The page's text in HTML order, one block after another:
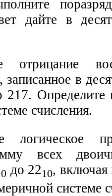
дайте в
отрицание
записанное в
217. Определите
счисления.
логическое
всех
до 2210, включая
системе